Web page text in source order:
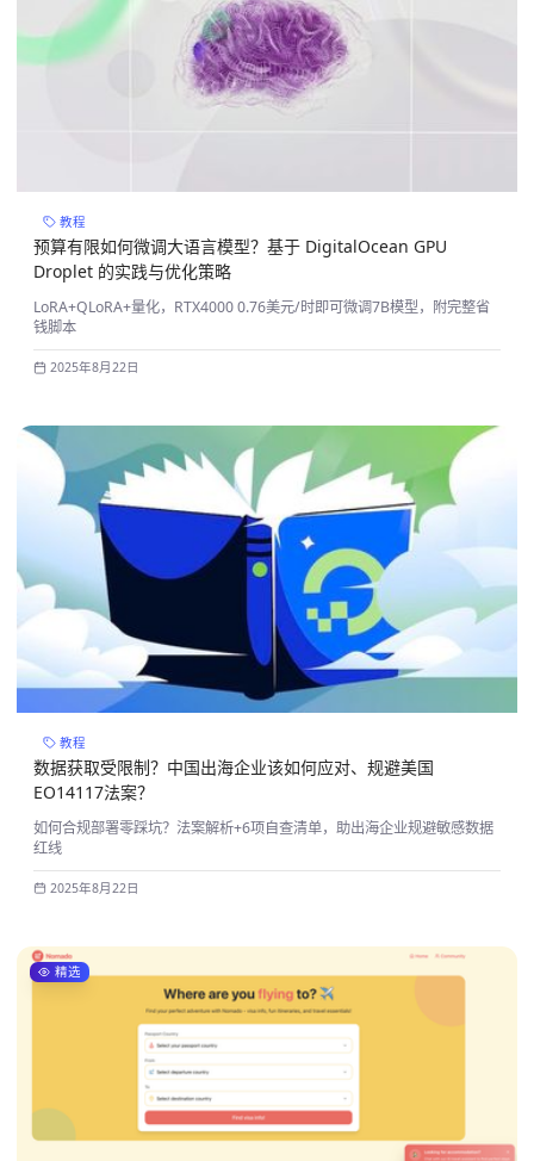
教程
预算有限如何微调大语言模型？基于 DigitalOcean GPU
Droplet 的实践与优化策略
LoRA+QLoRA+量化，RTX4000 0.76美元/时即可微调7B模型，附完整省
钱脚本
2025年8月22日
教程
数据获取受限制？中国出海企业该如何应对、规避美国
EO14117法案？
如何合规部署零踩坑？法案解析+6项自查清单，助出海企业规避敏感数据
红线
2025年8月22日
精选